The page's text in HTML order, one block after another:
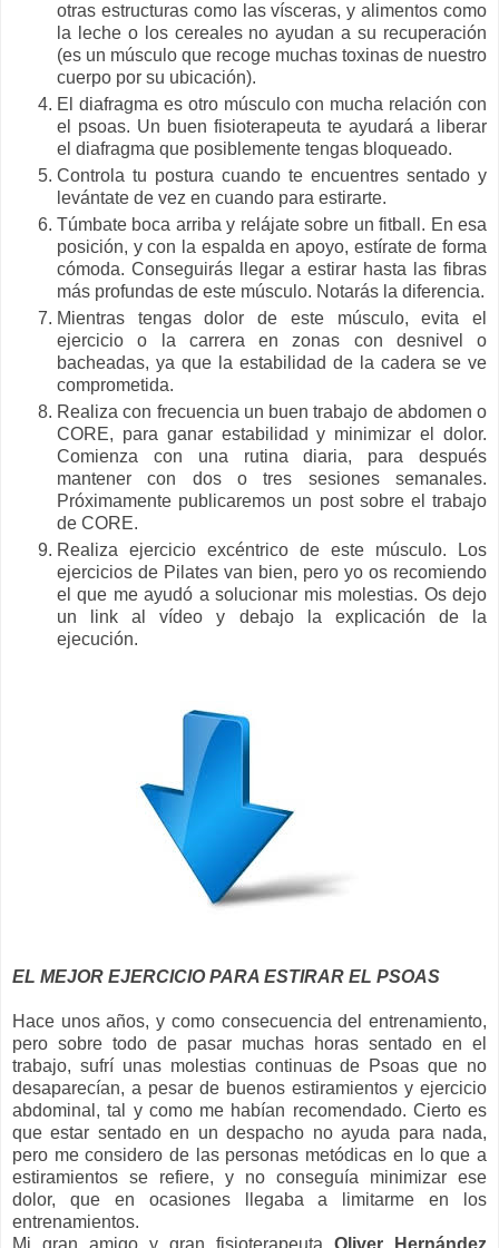
otras estructuras como las vísceras, y alimentos como
la leche o los cereales no ayudan a su recuperación
(es un músculo que recoge muchas toxinas de nuestro
cuerpo por su ubicación).
El diafragma es otro músculo con mucha relación con
el psoas. Un buen fisioterapeuta te ayudará a liberar
el diafragma que posiblemente tengas bloqueado.
Controla tu postura cuando te encuentres sentado y
levántate de vez en cuando para estirarte.
Túmbate boca arriba y relájate sobre un fitball. En esa
posición, y con la espalda en apoyo, estírate de forma
cómoda. Conseguirás llegar a estirar hasta las fibras
más profundas de este músculo. Notarás la diferencia.
Mientras tengas dolor de este músculo, evita el
ejercicio o la carrera en zonas con desnivel o
bacheadas, ya que la estabilidad de la cadera se ve
comprometida.
Realiza con frecuencia un buen trabajo de abdomen o
CORE, para ganar estabilidad y minimizar el dolor.
Comienza con una rutina diaria, para después
mantener con dos o tres sesiones semanales.
Próximamente publicaremos un post sobre el trabajo
de CORE.
Realiza ejercicio excéntrico de este músculo. Los
ejercicios de Pilates van bien, pero yo os recomiendo
el que me ayudó a solucionar mis molestias. Os dejo
un link al vídeo y debajo la explicación de la
ejecución.
EL MEJOR EJERCICIO PARA ESTIRAR EL PSOAS
Hace unos años, y como consecuencia del entrenamiento,
pero sobre todo de pasar muchas horas sentado en el
trabajo, sufrí unas molestias continuas de Psoas que no
desaparecían, a pesar de buenos estiramientos y ejercicio
abdominal, tal y como me habían recomendado. Cierto es
que estar sentado en un despacho no ayuda para nada,
pero me considero de las personas metódicas en lo que a
estiramientos se refiere, y no conseguía minimizar ese
dolor, que en ocasiones llegaba a limitarme en los
entrenamientos.
Mi gran amigo y gran fisioterapeuta Oliver Hernández